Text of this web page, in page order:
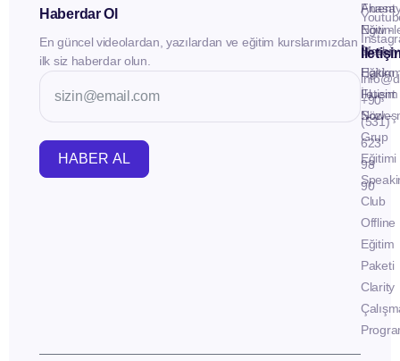
Haberdar Ol
En güncel videolardan, yazılardan ve eğitim kurslarımızdan
ilk siz haberdar olun.
HABER AL
İletişim
Fluent
Now -
Birebir
Eğitim
Fluent
Now -
Grup
Eğitimi
Club
Offline
Eğitim
Paketi
Clarity
+90
(531)
623
98
90